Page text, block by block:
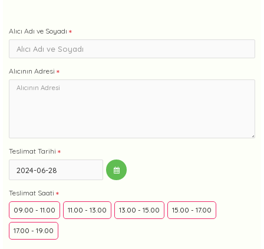
Alıcı Adı ve Soyadı
Alıcının Adresi
Teslimat Tarihi
Teslimat Saati
09.00 - 11.00
11.00 - 13.00 13.00 - 15.00 15.00 - 17.00
17.00 - 19.00